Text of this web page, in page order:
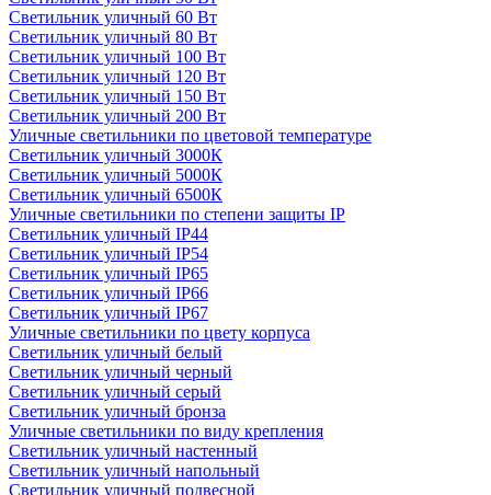
Светильник уличный 60 Вт
Светильник уличный 80 Вт
Светильник уличный 100 Вт
Светильник уличный 120 Вт
Светильник уличный 150 Вт
Светильник уличный 200 Вт
Уличные светильники по цветовой температуре
Cветильник уличный 3000К
Cветильник уличный 5000К
Cветильник уличный 6500К
Уличные светильники по степени защиты IP
Светильник уличный IP44
Светильник уличный IP54
Светильник уличный IP65
Светильник уличный IP66
Светильник уличный IP67
Уличные светильники по цвету корпуса
Светильник уличный белый
Светильник уличный черный
Светильник уличный серый
Светильник уличный бронза
Уличные светильники по виду крепления
Светильник уличный настенный
Светильник уличный напольный
Светильник уличный подвесной